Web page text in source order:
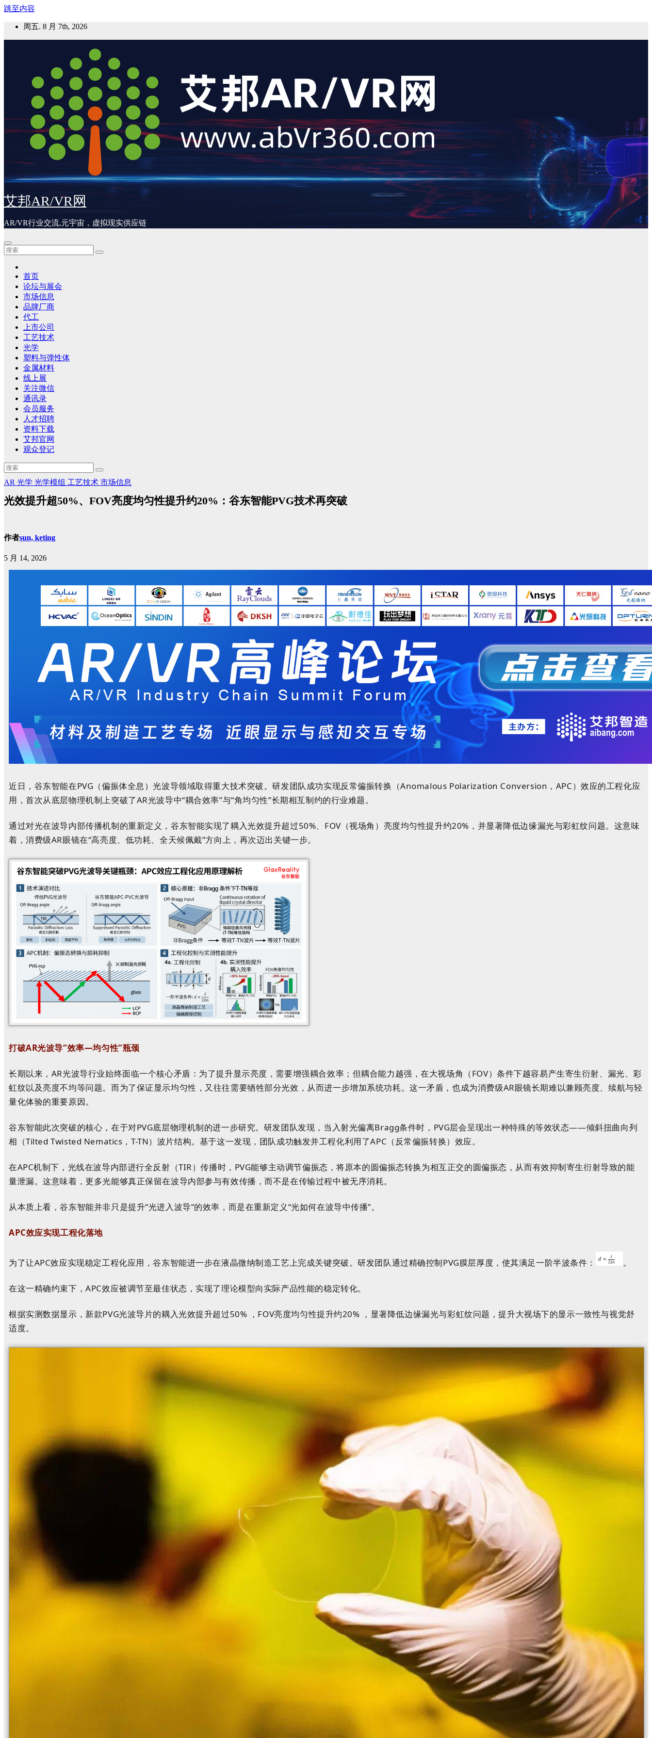
跳至内容
周五. 8 月 7th, 2026
艾邦AR/VR网
AR/VR行业交流,元宇宙，虚拟现实供应链
首页
论坛与展会
市场信息
品牌厂商
代工
上市公司
工艺技术
光学
塑料与弹性体
金属材料
线上展
关注微信
通讯录
会员服务
人才招聘
资料下载
艾邦官网
观众登记
AR 光学 光学模组 工艺技术 市场信息
光效提升超50%、FOV亮度均匀性提升约20%：谷东智能PVG技术再突破
作者sun, keting
5 月 14, 2026
近日，谷东智能在PVG（偏振体全息）光波导领域取得重大技术突破。研发团队成功实现反常偏振转换（Anomalous Polarization Conversion，APC）效应的工程化应
用，首次从底层物理机制上突破了AR光波导中“耦合效率”与“角均匀性”长期相互制约的行业难题。
通过对光在波导内部传播机制的重新定义，谷东智能实现了耦入光效提升超过50%、FOV（视场角）亮度均匀性提升约20%，并显著降低边缘漏光与彩虹纹问题。这意味
着，消费级AR眼镜在“高亮度、低功耗、全天候佩戴”方向上，再次迈出关键一步。
打破AR光波导“效率—均匀性”瓶颈
长期以来，AR光波导行业始终面临一个核心矛盾：为了提升显示亮度，需要增强耦合效率；但耦合能力越强，在大视场角（FOV）条件下越容易产生寄生衍射、漏光、彩
虹纹以及亮度不均等问题。而为了保证显示均匀性，又往往需要牺牲部分光效，从而进一步增加系统功耗。这一矛盾，也成为消费级AR眼镜长期难以兼顾亮度、续航与轻
量化体验的重要原因。
谷东智能此次突破的核心，在于对PVG底层物理机制的进一步研究。研发团队发现，当入射光偏离Bragg条件时，PVG层会呈现出一种特殊的等效状态——倾斜扭曲向列
相（Tilted Twisted Nematics，T-TN）波片结构。基于这一发现，团队成功触发并工程化利用了APC（反常偏振转换）效应。
在APC机制下，光线在波导内部进行全反射（TIR）传播时，PVG能够主动调节偏振态，将原本的圆偏振态转换为相互正交的圆偏振态，从而有效抑制寄生衍射导致的能
量泄漏。这意味着，更多光能够真正保留在波导内部参与有效传播，而不是在传输过程中被无序消耗。
从本质上看，谷东智能并非只是提升“光进入波导”的效率，而是在重新定义“光如何在波导中传播”。
APC效应实现工程化落地
为了让APC效应实现稳定工程化应用，谷东智能进一步在液晶微纳制造工艺上完成关键突破。研发团队通过精确控制PVG膜层厚度，使其满足一阶半波条件： 。
在这一精确约束下，APC效应被调节至最佳状态，实现了理论模型向实际产品性能的稳定转化。
根据实测数据显示，新款PVG光波导片的耦入光效提升超过50% ，FOV亮度均匀性提升约20% ，显著降低边缘漏光与彩虹纹问题，提升大视场下的显示一致性与视觉舒
适度。